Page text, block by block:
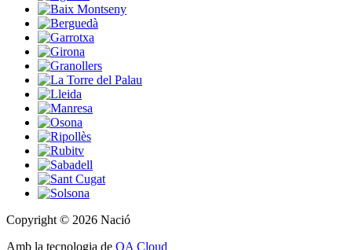
Copyright © 2026 Nació
Amb la tecnologia de OA Cloud